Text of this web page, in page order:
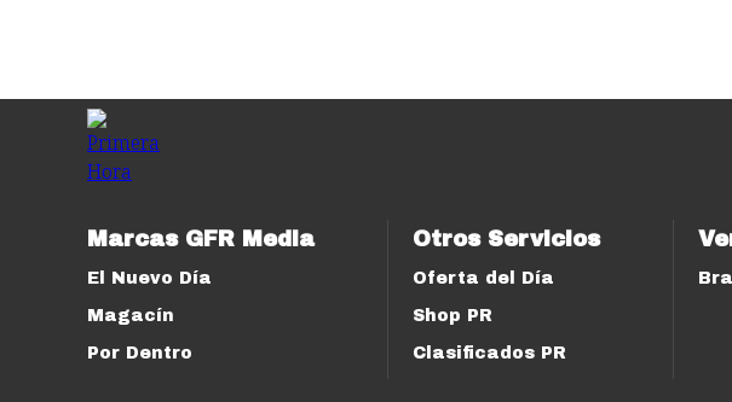
Marcas GFR Media
El Nuevo Día
Magacín
Por Dentro
Otros Servicios
Oferta del Día
Shop PR
Clasificados PR